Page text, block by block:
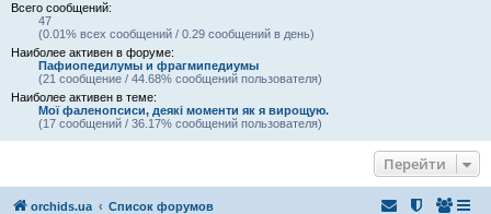
Всего сообщений:
47
(0.01% всех сообщений / 0.29 сообщений в день)
Наиболее активен в форуме:
Пафиопедилумы и фрагмипедиумы
(21 сообщение / 44.68% сообщений пользователя)
Наиболее активен в теме:
Мої фаленопсиси, деякі моменти як я вирощую.
(17 сообщений / 36.17% сообщений пользователя)
Перейти
orchids.ua Список форумов